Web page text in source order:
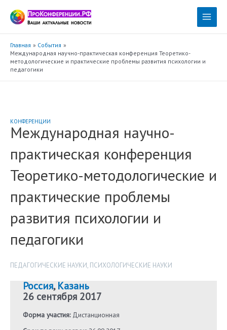
содержимому
Main
Главная
События
Международная научно-практическая конференция Теоретико-
методологические и практические проблемы развития психологии и
педагогики
КОНФЕРЕНЦИИ
Международная научно-
практическая конференция
Теоретико-методологические и
практические проблемы
развития психологии и
педагогики
ПЕДАГОГИЧЕСКИЕ НАУКИ, ПСИХОЛОГИЧЕСКИЕ НАУКИ
Россия,Казань
26 сентября 2017
Форма участия:Дистанционная